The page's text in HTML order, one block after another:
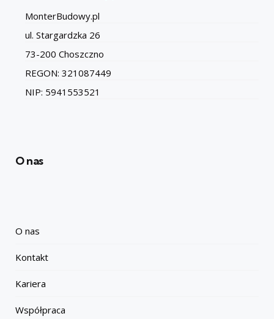
MonterBudowy.pl
ul. Stargardzka 26
73-200 Choszczno
REGON: 321087449
NIP: 5941553521
O nas
O nas
Kontakt
Kariera
Współpraca